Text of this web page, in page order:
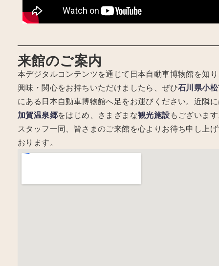
来館のご案内
本デジタルコンテンツを通じて日本自動車博物館を知
興味・関心をお持ちいただけましたら、ぜひ石川県小
にある日本自動車博物館へ足をお運びください。近隣
加賀温泉郷をはじめ、さまざまな観光施設もございま
スタッフ一同、皆さまのご来館を心よりお待ち申し上
おります。